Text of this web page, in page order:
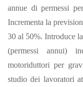
annue di permessi
Incrementa la
30 al 50%. Introduce
(permessi annui)
motoriduttori per
studio dei lavoratori